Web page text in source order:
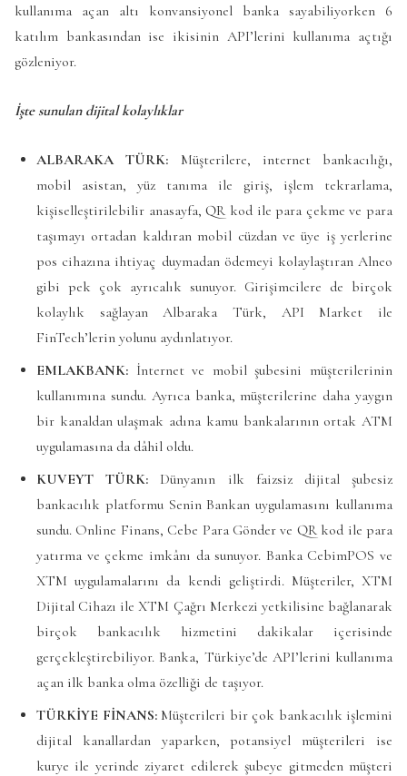
kullanıma açan altı konvansiyonel banka sayabiliyorken 6
katılım bankasından ise ikisinin API’lerini kullanıma açtığı
gözleniyor.
İşte sunulan dijital kolaylıklar
ALBARAKA TÜRK: Müşterilere, internet bankacılığı,
mobil asistan, yüz tanıma ile giriş, işlem tekrarlama,
kişiselleştirilebilir anasayfa, QR kod ile para çekme ve para
taşımayı ortadan kaldıran mobil cüzdan ve üye iş yerlerine
pos cihazına ihtiyaç duymadan ödemeyi kolaylaştıran Alneo
gibi pek çok ayrıcalık sunuyor. Girişimcilere de birçok
kolaylık sağlayan Albaraka Türk, API Market ile
FinTech’lerin yolunu aydınlatıyor.
EMLAKBANK: İnternet ve mobil şubesini müşterilerinin
kullanımına sundu. Ayrıca banka, müşterilerine daha yaygın
bir kanaldan ulaşmak adına kamu bankalarının ortak ATM
uygulamasına da dâhil oldu.
KUVEYT TÜRK: Dünyanın ilk faizsiz dijital şubesiz
bankacılık platformu Senin Bankan uygulamasını kullanıma
sundu. Online Finans, Cebe Para Gönder ve QR kod ile para
yatırma ve çekme imkânı da sunuyor. Banka CebimPOS ve
XTM uygulamalarını da kendi geliştirdi. Müşteriler, XTM
Dijital Cihazı ile XTM Çağrı Merkezi yetkilisine bağlanarak
birçok bankacılık hizmetini dakikalar içerisinde
gerçekleştirebiliyor. Banka, Türkiye’de API’lerini kullanıma
açan ilk banka olma özelliği de taşıyor.
TÜRKİYE FİNANS:Müşterileri bir çok bankacılık işlemini
dijital kanallardan yaparken, potansiyel müşterileri ise
kurye ile yerinde ziyaret edilerek şubeye gitmeden müşteri